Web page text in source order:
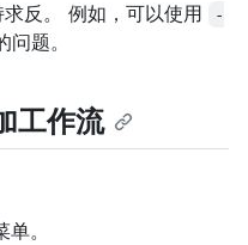
反。 例如，可以使用
-
题。
工作流
。